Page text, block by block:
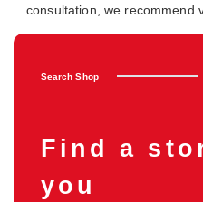
consultation, we recommend
Search Shop
Find a
you